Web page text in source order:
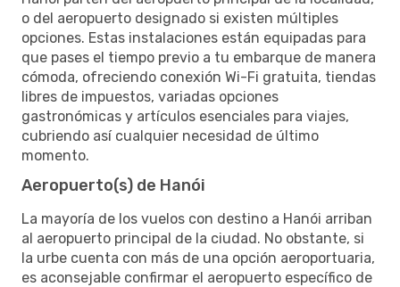
o del aeropuerto designado si existen múltiples
opciones. Estas instalaciones están equipadas para
que pases el tiempo previo a tu embarque de manera
cómoda, ofreciendo conexión Wi-Fi gratuita, tiendas
libres de impuestos, variadas opciones
gastronómicas y artículos esenciales para viajes,
cubriendo así cualquier necesidad de último
momento.
Aeropuerto(s) de Hanói
La mayoría de los vuelos con destino a Hanói arriban
al aeropuerto principal de la ciudad. No obstante, si
la urbe cuenta con más de una opción aeroportuaria,
es aconsejable confirmar el aeropuerto específico de